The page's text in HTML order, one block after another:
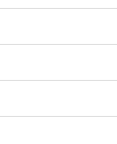
ださい。実際にお
認をお願いいたしま
。
無料